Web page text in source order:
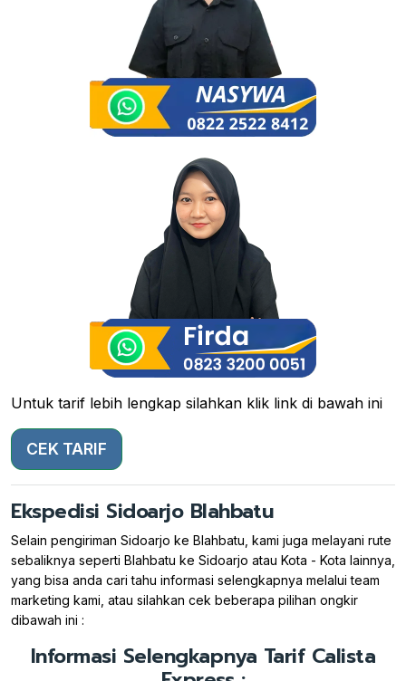
Untuk tarif lebih lengkap silahkan klik link di bawah ini
CEK TARIF
Ekspedisi Sidoarjo Blahbatu
Selain pengiriman Sidoarjo ke Blahbatu, kami juga melayani rute
sebaliknya seperti Blahbatu ke Sidoarjo atau Kota - Kota lainnya,
yang bisa anda cari tahu informasi selengkapnya melalui team
marketing kami, atau silahkan cek beberapa pilihan ongkir
dibawah ini :
Informasi Selengkapnya Tarif Calista